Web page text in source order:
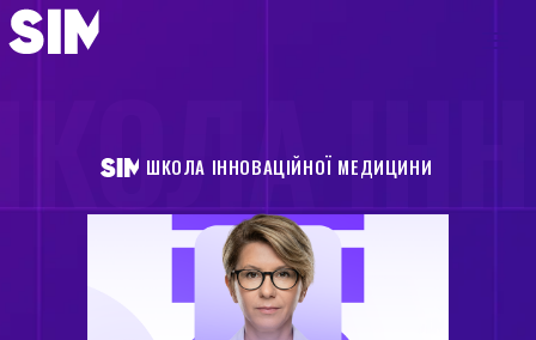
ШКОЛА ІННОВАЦІЙНОЇ МЕДИЦИНИ